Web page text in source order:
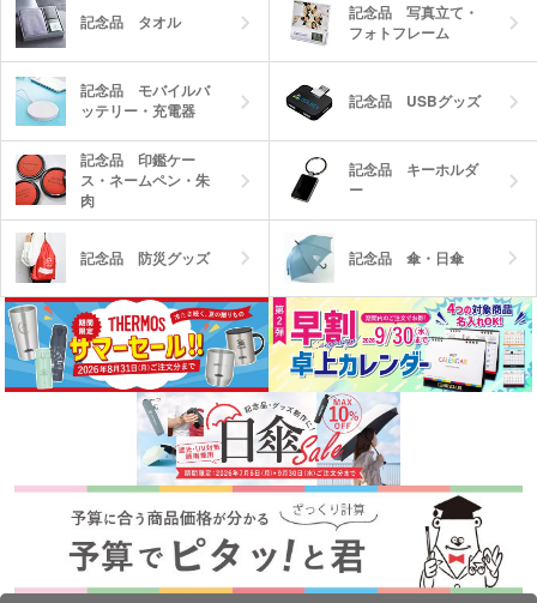
記念品 タオル
記念品 写真立て・
フォトフレーム
記念品 モバイルバ
ッテリー・充電器
記念品 USBグッズ
記念品 印鑑ケー
ス・ネームペン・朱
肉
記念品 キーホルダ
ー
記念品 防災グッズ 記念品 傘・日傘